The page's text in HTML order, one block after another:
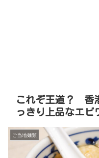
これぞ王道？ 香
っきり上品なエビ
ご当地麺類